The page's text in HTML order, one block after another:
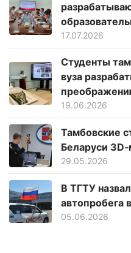
17.07.2026
Студенты
вуза
19.06.2026
Тамбовские
Беларуси
29.05.2026
В ТГТУ
автопробега
05.06.2026